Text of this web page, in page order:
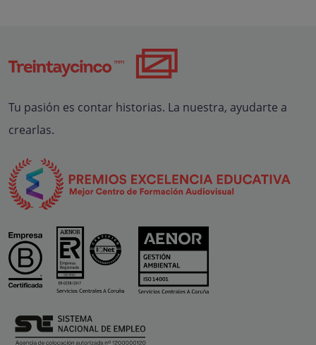
Tu pasión es contar historias. La nuestra, ayudarte a
crearlas.